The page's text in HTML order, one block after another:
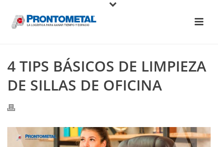
4 TIPS BÁSICOS DE LIMPIEZA
DE SILLAS DE OFICINA